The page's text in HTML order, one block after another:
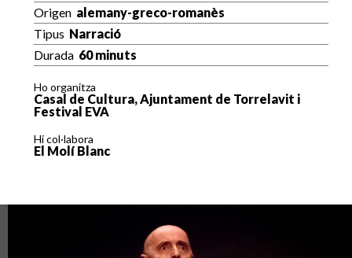
Origen alemany-greco-romanès
Tipus Narració
Durada 60 minuts
Ho organitza
Casal de Cultura, Ajuntament de Torrelavit i
Festival EVA
Hi col·labora
El Molí Blanc